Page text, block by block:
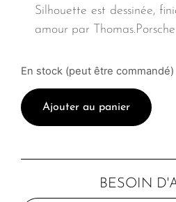
Silhouette est dessinée,
amour par Thomas.Porsche
En stock (peut être commandé)
Ajouter au panier
BESOIN